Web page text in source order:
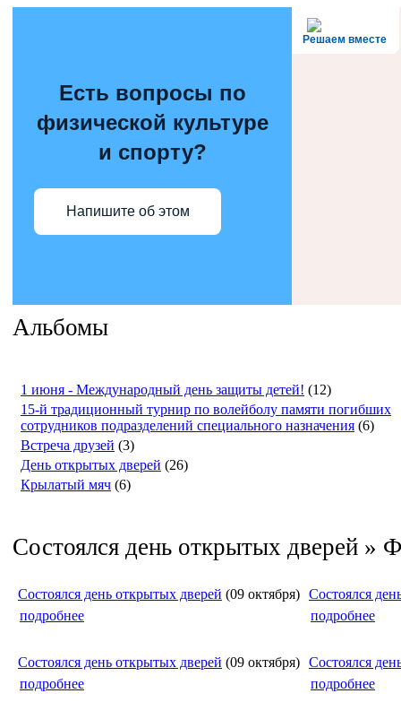
Решаем вместе
Есть вопросы по
физической культуре
и спорту?
Напишите об этом
Альбомы
1 июня - Международный день защиты детей! (12)
15-й традиционный турнир по волейболу памяти погибших
сотрудников подразделений специального назначения (6)
Встреча друзей (3)
День открытых дверей (26)
Крылатый мяч (6)
Состоялся день открытых дверей »
Состоялся день открытых дверей (09 октября)
подробнее
Состоялся
подробнее
Состоялся день открытых дверей (09 октября)
подробнее
Состоялся
подробнее